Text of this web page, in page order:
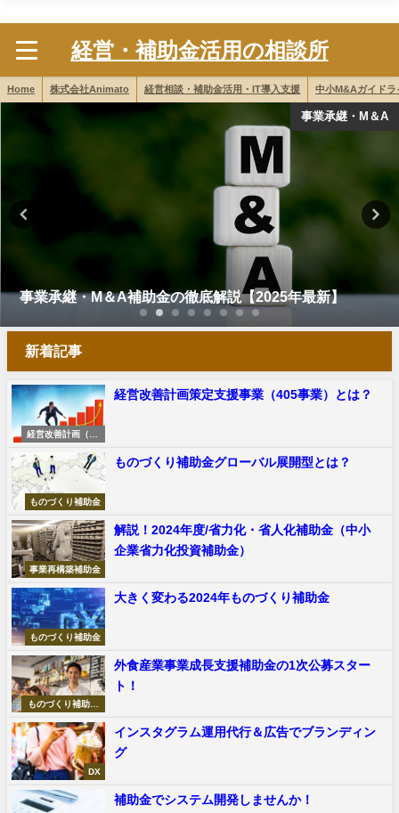
経営・補助金活用の相談所
Home 株式会社Animato 経営相談・補助金活用・IT導入支援 中小M&Aガイドラ
事業承継・M＆A
事業承継・M＆A補助金の徹底解説【2025年最新】
新着記事
経営改善計画（40
経営改善計画策定支援事業（405事業）とは？
ものづくり補助金
ものづくり補助金グローバル展開型とは？
事業再構築補助金
解説！2024年度/省力化・省人化補助金（中小
企業省力化投資補助金）
ものづくり補助金
大きく変わる2024年ものづくり補助金
ものづくり補助金
外食産業事業成長支援補助金の1次公募スター
ト！
DX
インスタグラム運用代行＆広告でブランディン
グ
補助金でシステム開発しませんか！